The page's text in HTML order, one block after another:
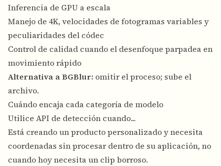
Inferencia de GPU a escala
Manejo de 4K, velocidades de fotogramas variables y
peculiaridades del códec
Control de calidad cuando el desenfoque parpadea en
movimiento rápido
Alternativa a BGBlur: omitir el proceso; sube el
archivo.
Cuándo encaja cada categoría de modelo
Utilice API de detección cuando...
Está creando un producto personalizado y necesita
coordenadas sin procesar dentro de su aplicación, no
cuando hoy necesita un clip borroso.